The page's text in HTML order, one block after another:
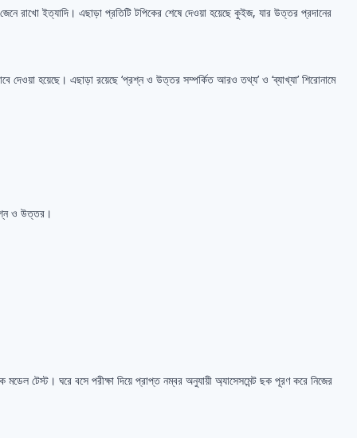
রাখো ইত্যাদি। এছাড়া প্রতিটি টপিকের শেষে দেওয়া হয়েছে কুইজ, যার উত্তর প্রদানের
দেওয়া হয়েছে। এছাড়া রয়েছে ‘প্রশ্ন ও উত্তর সম্পর্কিত আরও তথ্য’ ও ‘ব্যাখ্যা’ শিরোনামে
ও উত্তর।
টেস্ট। ঘরে বসে পরীক্ষা দিয়ে প্রাপ্ত নম্বর অনুযায়ী অ্যাসেসমেন্ট ছক পূরণ করে নিজের